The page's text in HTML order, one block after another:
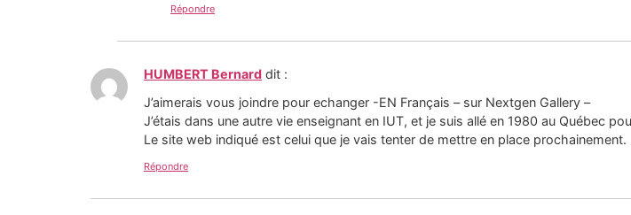
Répondre
HUMBERT Bernard dit :
J’aimerais vous joindre pour echanger -EN Français – sur Nextgen Gallery –
J’étais dans une autre vie enseignant en IUT, et je suis allé en 1980 au Québec
Le site web indiqué est celui que je vais tenter de mettre en place prochainement.
Répondre